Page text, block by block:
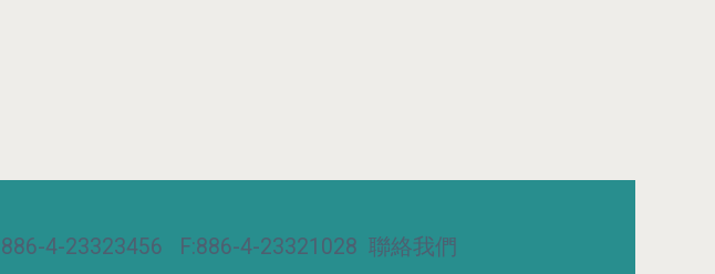
4-23323456 F:886-4-23321028 聯絡我們